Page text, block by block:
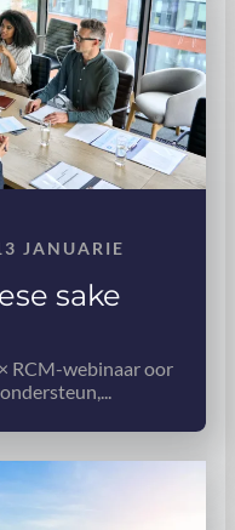
sake
JANUARIE
RCM-webinaar oor